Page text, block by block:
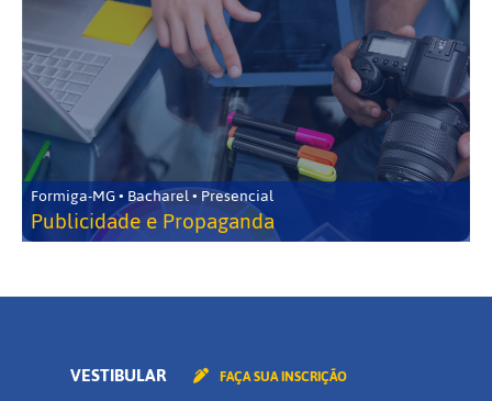
Formiga-MG • Bacharel • Presencial
Publicidade e Propaganda
VESTIBULAR FAÇA SUA INSCRIÇÃO